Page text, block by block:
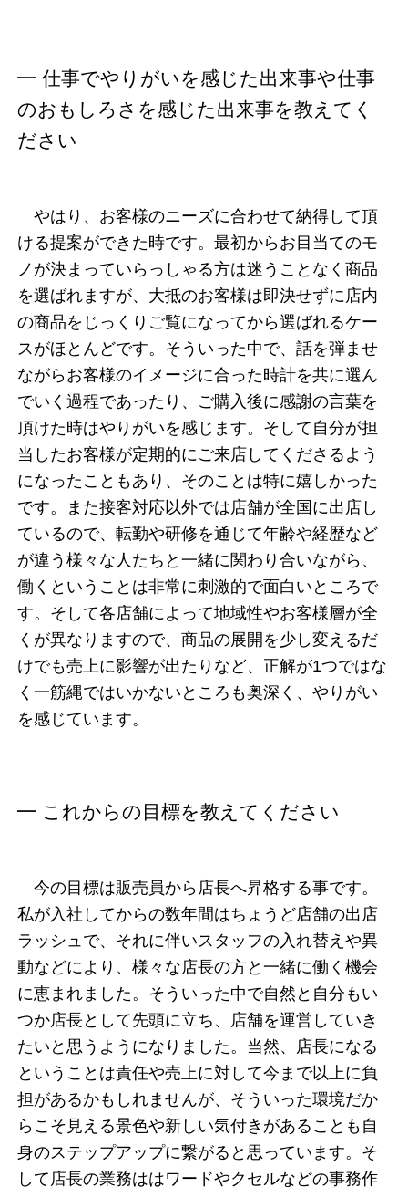
━ 仕事でやりがいを感じた出来事や仕事
のおもしろさを感じた出来事を教えてく
ださい
やはり、お客様のニーズに合わせて納得して頂
ける提案ができた時です。最初からお目当てのモ
ノが決まっていらっしゃる方は迷うことなく商品
を選ばれますが、大抵のお客様は即決せずに店内
の商品をじっくりご覧になってから選ばれるケー
スがほとんどです。そういった中で、話を弾ませ
ながらお客様のイメージに合った時計を共に選ん
でいく過程であったり、ご購入後に感謝の言葉を
頂けた時はやりがいを感じます。そして自分が担
当したお客様が定期的にご来店してくださるよう
になったこともあり、そのことは特に嬉しかった
です。また接客対応以外では店舗が全国に出店し
ているので、転勤や研修を通じて年齢や経歴など
が違う様々な人たちと一緒に関わり合いながら、
働くということは非常に刺激的で面白いところで
す。そして各店舗によって地域性やお客様層が全
くが異なりますので、商品の展開を少し変えるだ
けでも売上に影響が出たりなど、正解が1つではな
く一筋縄ではいかないところも奥深く、やりがい
を感じています。
━ これからの目標を教えてください
今の目標は販売員から店長へ昇格する事です。
私が入社してからの数年間はちょうど店舗の出店
ラッシュで、それに伴いスタッフの入れ替えや異
動などにより、様々な店長の方と一緒に働く機会
に恵まれました。そういった中で自然と自分もい
つか店長として先頭に立ち、店舗を運営していき
たいと思うようになりました。当然、店長になる
ということは責任や売上に対して今まで以上に負
担があるかもしれませんが、そういった環境だか
らこそ見える景色や新しい気付きがあることも自
身のステップアップに繋がると思っています。そ
して店長の業務ははワードやクセルなどの事務作